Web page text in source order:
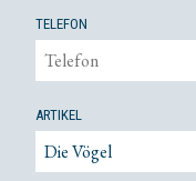
TELEFON
ARTIKEL